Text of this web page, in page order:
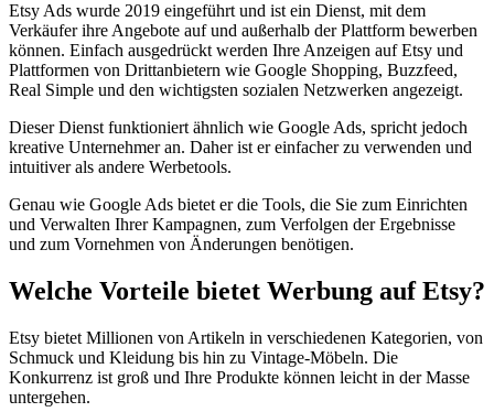
Etsy Ads wurde 2019 eingeführt und ist ein Dienst, mit dem
Verkäufer ihre Angebote auf und außerhalb der Plattform bewerben
können. Einfach ausgedrückt werden Ihre Anzeigen auf Etsy und
Plattformen von Drittanbietern wie Google Shopping, Buzzfeed,
Real Simple und den wichtigsten sozialen Netzwerken angezeigt.
Dieser Dienst funktioniert ähnlich wie Google Ads, spricht jedoch
kreative Unternehmer an. Daher ist er einfacher zu verwenden und
intuitiver als andere Werbetools.
Genau wie Google Ads bietet er die Tools, die Sie zum Einrichten
und Verwalten Ihrer Kampagnen, zum Verfolgen der Ergebnisse
und zum Vornehmen von Änderungen benötigen.
Welche Vorteile bietet Werbung auf Etsy?
Etsy bietet Millionen von Artikeln in verschiedenen Kategorien, von
Schmuck und Kleidung bis hin zu Vintage-Möbeln. Die
Konkurrenz ist groß und Ihre Produkte können leicht in der Masse
untergehen.